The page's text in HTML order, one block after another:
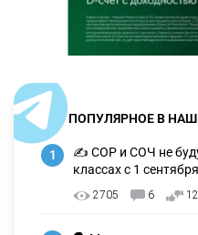
ПОПУЛЯРНОЕ В
1
✍️ СОР и СОЧ не
классах с 1
2705 6 12